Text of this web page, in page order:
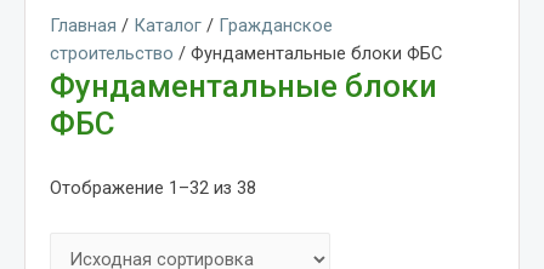
Главная / Каталог / Гражданское
строительство / Фундаментальные блоки ФБС
Фундаментальные блоки
ФБС
Отображение 1–32 из 38